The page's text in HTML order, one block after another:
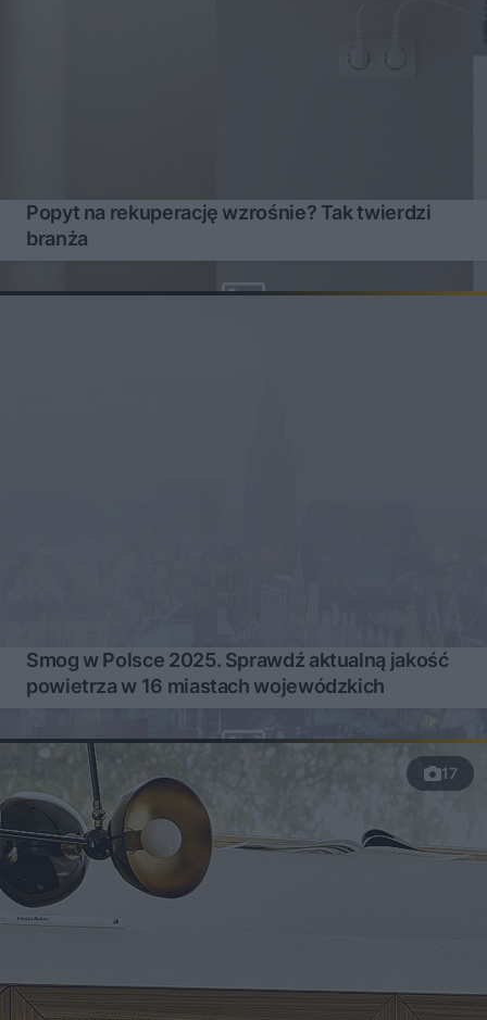
Popyt na rekuperację wzrośnie? Tak twierdzi
branża
Smog w Polsce 2025. Sprawdź aktualną jakość
powietrza w 16 miastach wojewódzkich
17